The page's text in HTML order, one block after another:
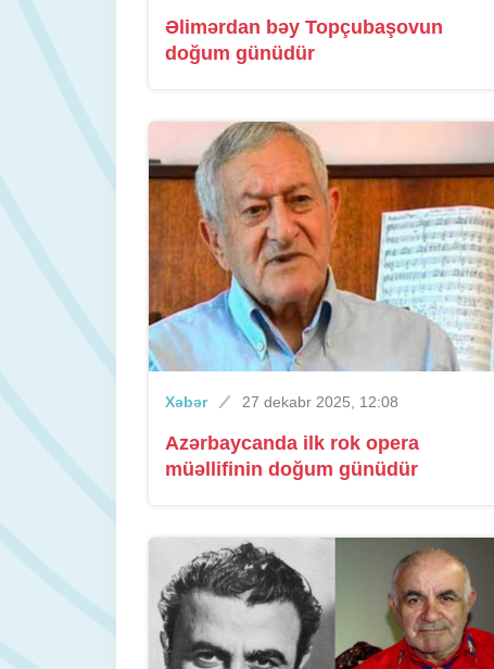
Əlimərdan bəy Topçubaşovun
doğum günüdür
Xəbər 27 dekabr 2025, 12:08
Azərbaycanda ilk rok opera
müəllifinin doğum günüdür